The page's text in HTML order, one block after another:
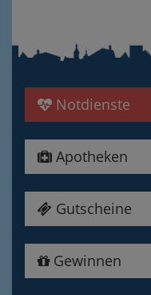
Notdienste
Apotheken
Gutscheine
Gewinnen